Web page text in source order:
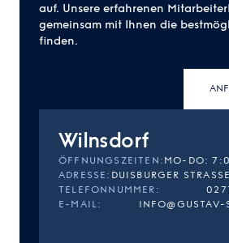
auf. Unsere erfahrenen
gemeinsam mit Ihnen die
finden.
Wilnsdorf
ÖFFNUNGSZEITEN :
ADRESSE :
TELEFONNUMMER :
E-MAIL: INFO@GUSTAV-